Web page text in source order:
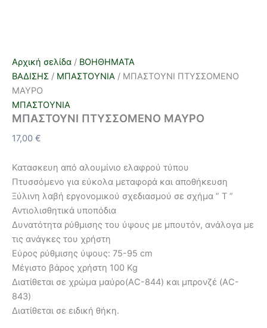
Αρχική σελίδα / ΒΟΗΘΗΜΑΤΑ
ΒΑΔΙΣΗΣ / ΜΠΑΣΤΟΥΝΙΑ / ΜΠΑΣΤΟΥΝΙ ΠΤΥΣΣΟΜΕΝΟ
ΜΑΥΡΟ
ΜΠΑΣΤΟΥΝΙΑ
ΜΠΑΣΤΟΥΝΙ ΠΤΥΣΣΟΜΕΝΟ ΜΑΥΡΟ
17,00 €
Κατασκευη από αλουμίνιο ελαφρού τύπου
Πτυσσόμενο για εύκολα μεταφορά και αποθήκευση
Ξύλινη λαβή εργονομικού σχεδιασμού σε σχήμα ” Τ ”
Αντιολισθητικά υποπόδια
Δυνατότητα ρύθμισης του ύψους με μπουτόν, ανάλογα με
τις ανάγκες του χρήστη
Εύρος ρύθμισης ύψους: 75-95 cm
Μέγιστο βάρος χρήστη 100 Kg
Διατίθεται σε χρώμα μαύρο(AC-844) και μπρονζέ (AC-
843)
Διατίθεται σε ειδική θήκη.